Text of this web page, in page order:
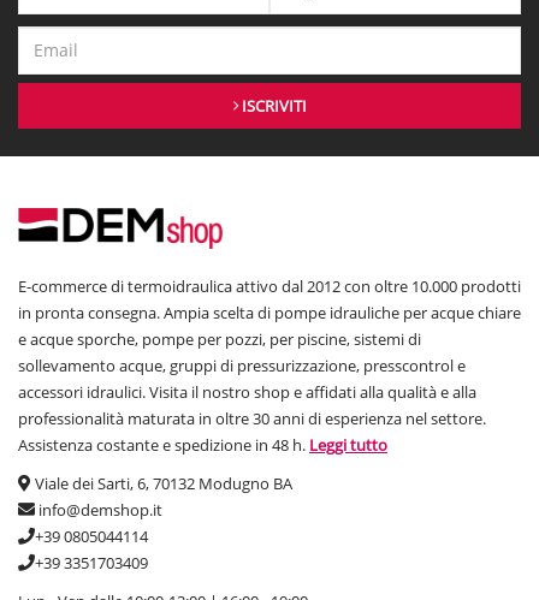
ISCRIVITI
E-commerce di termoidraulica attivo dal 2012 con oltre 10.000 prodotti
in pronta consegna. Ampia scelta di pompe idrauliche per acque chiare
e acque sporche, pompe per pozzi, per piscine, sistemi di
sollevamento acque, gruppi di pressurizzazione, presscontrol e
accessori idraulici. Visita il nostro shop e affidati alla qualità e alla
professionalità maturata in oltre 30 anni di esperienza nel settore.
Assistenza costante e spedizione in 48 h. Leggi tutto
Viale dei Sarti, 6, 70132 Modugno BA
info@demshop.it
+39 0805044114
+39 3351703409